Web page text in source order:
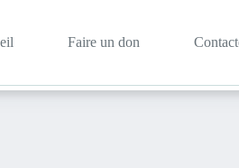
Faire un don